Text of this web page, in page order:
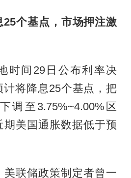
25个基点，市场押注激
时间29日公布利率决
将降息25个基点，把
调至3.75%~4.00%区
期美国通胀数据低于预
美联储政策制定者曾一